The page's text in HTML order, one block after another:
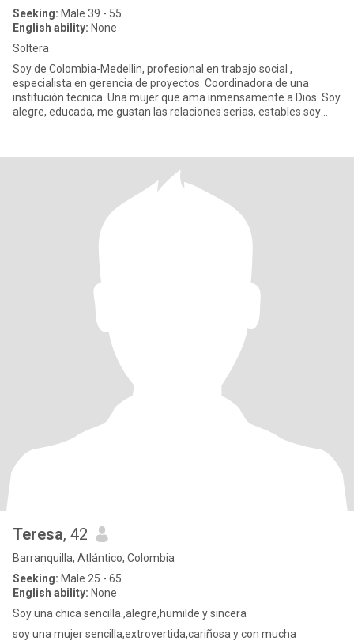
Seeking: Male 39 - 55
English ability: None
Soltera
Soy de Colombia-Medellin, profesional en trabajo social ,
especialista en gerencia de proyectos. Coordinadora de una
institución tecnica. Una mujer que ama inmensamente a Dios. Soy
alegre, educada, me gustan las relaciones serias, estables soy
Teresa, 42
Barranquilla, Atlántico, Colombia
Seeking: Male 25 - 65
English ability: None
Soy una chica sencilla.,alegre,humilde y sincera
soy una mujer sencilla,extrovertida,cariñosa y con mucha